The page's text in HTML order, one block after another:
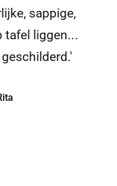
sappige,
tafel liggen...